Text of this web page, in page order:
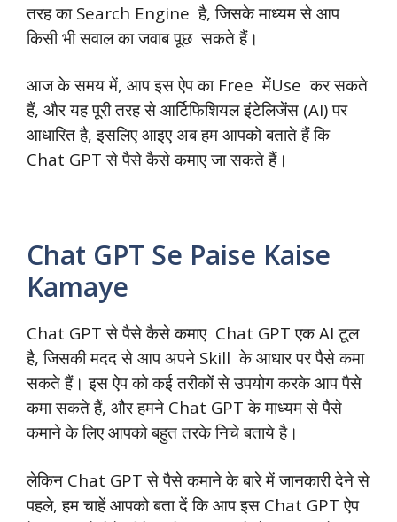
तरह का Search Engine है, जिसके माध्यम से आप
किसी भी सवाल का जवाब पूछ सकते हैं।
आज के समय में, आप इस ऐप का Free मेंUse कर सकते
हैं, और यह पूरी तरह से आर्टिफिशियल इंटेलिजेंस (AI) पर
आधारित है, इसलिए आइए अब हम आपको बताते हैं कि
Chat GPT से पैसे कैसे कमाए जा सकते हैं।
Chat GPT Se Paise Kaise
Kamaye
Chat GPT से पैसे कैसे कमाए Chat GPT एक AI टूल
है, जिसकी मदद से आप अपने Skill के आधार पर पैसे कमा
सकते हैं। इस ऐप को कई तरीकों से उपयोग करके आप पैसे
कमा सकते हैं, और हमने Chat GPT के माध्यम से पैसे
कमाने के लिए आपको बहुत तरके निचे बताये है।
लेकिन Chat GPT से पैसे कमाने के बारे में जानकारी देने से
पहले, हम चाहें आपको बता दें कि आप इस Chat GPT ऐप